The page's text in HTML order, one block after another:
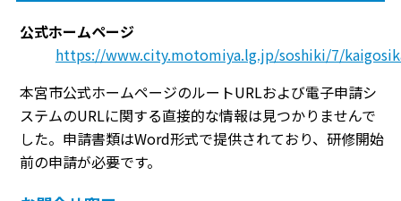
公式ホームページ
https://www.city.motomiya.lg.jp/soshiki/7/
本宮市公式ホームページのルートURLおよび電子申請シ
ステムのURLに関する直接的な情報は見つかりませんで
した。申請書類はWord形式で提供されており、研修開始
前の申請が必要です。